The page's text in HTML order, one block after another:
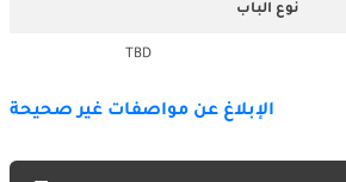
نوع الباب
TBD
الإبلاغ عن مواصفات غير صحيحة